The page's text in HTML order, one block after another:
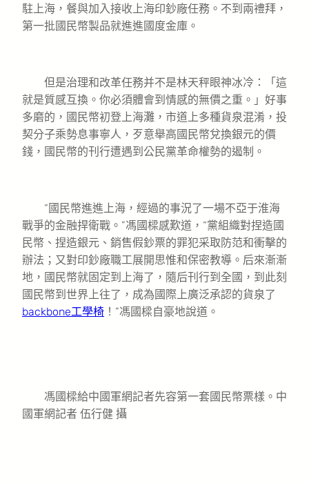
駐上海，餐與加入接收上海印鈔廠任務。不到兩禮拜，
第一批國民幣製品就進進國度金庫。
但是治理和改革任務并不是林天秤眼神冰冷：「這
就是質感互換。你必須體會到情感的無價之重。」好事
多磨的，國民幣初登上海灘，市道上多種貨泉混淆，投
契分子乘勢息事寧人，歹意舉高國民幣兌換銀元的價
錢，國民幣的刊行遭遇到公民黨革命權勢的遏制。
“國民幣進進上海，經過的事況了一場不亞于淮海
戰爭的金融捍衛戰。”馮國樑感歎道，“黨組織對捏造國
民幣、捏造銀元、銷售假鈔票的罪犯采取防范和衝擊的
辦法；又對印鈔廠職工展開思惟和保密教導。后來漸漸
地，國民幣就固定到上海了，隨后刊行到全國，到此刻
國民幣到世界上往了，成為國際上廣泛承認的貨泉了
backbone工學椅 ！”馮國樑自豪地說道。
馮國樑給中國軍網記者先容第一套國民幣票樣。中
國軍網記者 伍行健 攝